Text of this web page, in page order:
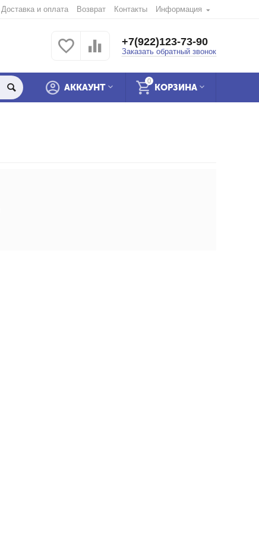
Доставка и оплата Возврат Контакты Информация
+7(922)123-73-90
Заказать обратный звонок
0
КОРЗИНА
АККАУНТ